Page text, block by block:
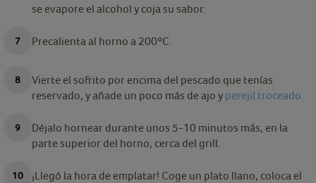
se evapore el alcohol y coja su sabor.
Precalienta al horno a 200ºC.
Vierte el sofrito por encima del pescado que tenías
reservado, y añade un poco más de ajo y perejil troceado.
Déjalo hornear durante unos 5-10 minutos más, en la
parte superior del horno, cerca del grill.
¡Llegó la hora de emplatar! Coge un plato llano, coloca el